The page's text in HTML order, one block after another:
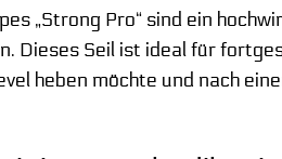
„Strong Pro“ sind ein
Dieses Seil ist ideal für
heben möchte und nach